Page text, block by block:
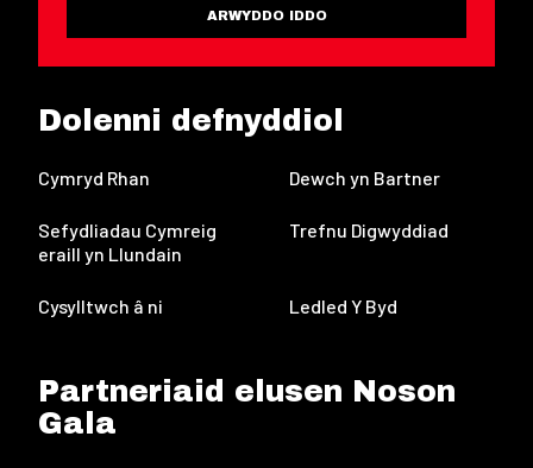
ARWYDDO IDDO
Dolenni defnyddiol
Cymryd Rhan Dewch yn Bartner
Sefydliadau Cymreig
eraill yn Llundain
Trefnu Digwyddiad
Cysylltwch â ni Ledled Y Byd
Partneriaid elusen Noson
Gala